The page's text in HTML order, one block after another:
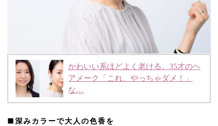
かわいい系ほどよく老ける。35才のヘ
アメーク「これ、やっちゃダメ！」
な…
■深みカラーで大人の色香を